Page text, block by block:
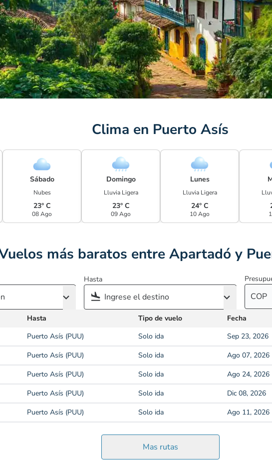
Clima en Puerto Asís
Sábado
Nubes
23° C
08 Ago
Domingo
Lluvia Ligera
23° C
09 Ago
Lunes
Lluvia Ligera
24° C
10 Ago
más baratos entre Apartadó y
Hasta
COP
Hasta Tipo de vuelo
Fecha
Puerto Asís (PUU) Solo ida
Sep 23, 2026
Puerto Asís (PUU) Solo ida
Ago 07, 2026
Puerto Asís (PUU) Solo ida
Ago 24, 2026
Puerto Asís (PUU) Solo ida
Dic 08, 2026
Puerto Asís (PUU) Solo ida Ago 11, 2026
Mas rutas